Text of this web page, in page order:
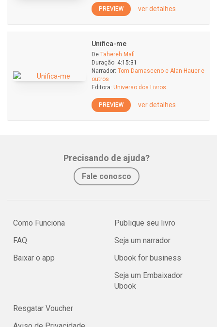
PREVIEW ver detalhes
Unifica-me
De Tahereh Mafi
Duração: 4:15:31
Narrador: Tom Damasceno e Alan Hauer e
outros
Editora: Universo dos Livros
PREVIEW ver detalhes
Precisando de ajuda?
Fale conosco
Como Funciona
FAQ
Baixar o app
Publique seu livro
Seja um narrador
Ubook for business
Seja um Embaixador
Ubook
Resgatar Voucher